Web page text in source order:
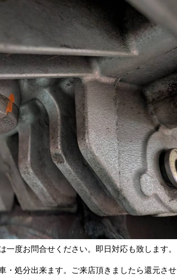
度お問合せください。即日対応も致します。
・処分出来ます。ご来店頂きましたら還元させ